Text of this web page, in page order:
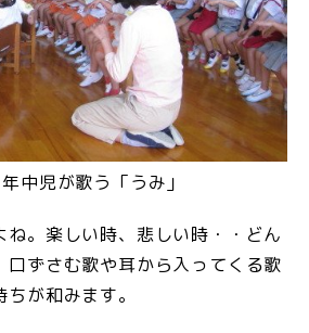
中児が歌う「うみ」
ね。楽しい時、悲しい時・・どん
口ずさむ歌や耳から入ってくる歌
が和みます。